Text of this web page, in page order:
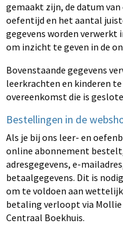
gemaakt zijn, de datum
oefentijd en het aantal
gegevens worden
om inzicht te geven in de
Bovenstaande gegevens
leerkrachten en kinderen
overeenkomst die is
Bestellingen in de
Als je bij ons leer- en
online abonnement
adresgegevens, e-
betaalgegevens. Dit is
om te voldoen aan
betaling verloopt via Mollie
Centraal Boekhuis.